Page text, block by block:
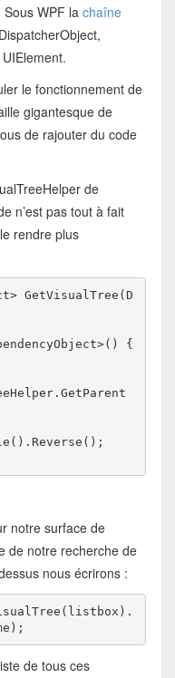
WPF la chaîne
le fonctionnement de
gigantesque de
de rajouter du code
de
n’est pas tout à fait
rendre plus
GetVisualTree(D
{
notre surface de
de notre recherche de
nous écrirons :
de tous ces